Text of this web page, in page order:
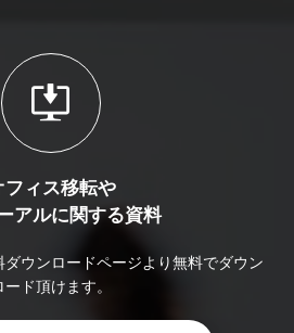
フィス移転や
アルに関する資料
ウンロードページより無料でダウン
ード頂けます。